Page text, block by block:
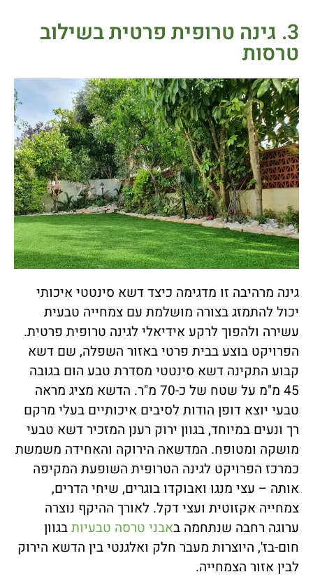
3. גינה טרופית פרטית בשילוב
טרסות
גינה מרהיבה זו מדגימה כיצד דשא סינטטי איכותי
יכול להתמזג בצורה מושלמת עם צמחייה טבעית
עשירה ולהפוך לרקע אידיאלי לגינה טרופית פרטית.
הפרויקט בוצע בבית פרטי באזור השפלה, שם דשא
קבוע התקינה דשא סינטטי מסדרת טבע הום בגובה
45 מ"מ על שטח של כ-70 מ"ר. הדשא מציג מראה
טבעי יוצא דופן הודות לסיבים איכותיים בעלי מרקם
רך ונעים במיוחד, בגוון ירוק רענן המזכיר דשא טבעי
מושקה ומטופח. המדשאה הירוקה והאחידה משמשת
כמרכז הפרויקט לגינה הטרופית השופעת המקיפה
אותה – עצי מנגו ואבוקדו בוגרים, שיחי הדרים,
צמחייה אקזוטית ועצי דקל. לאורך ההיקף נוצרה
ערוגה רחבה שנתחמה באבני טרסה טבעיותבגוון
חום-בז', היוצרות מעבר חלק ואלגנטי בין הדשא הירוק
לבין אזור הצמחייה.